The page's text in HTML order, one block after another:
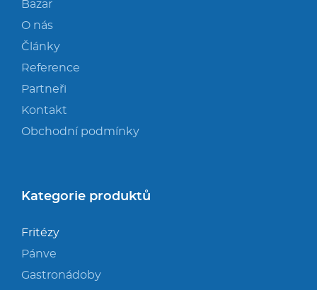
Bazar
O nás
Články
Reference
Partneři
Kontakt
Obchodní podmínky
Kategorie produktů
Fritézy
Pánve
Gastronádoby